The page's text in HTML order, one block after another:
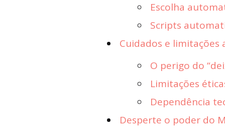
Escolha
Scripts
Cuidados e limitações
O perigo do
Limitações
Dependência
Desperte o poder do